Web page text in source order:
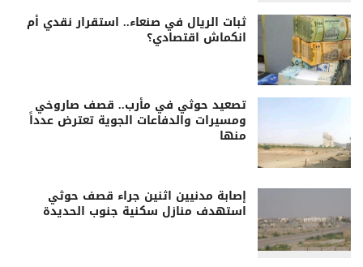
ثبات الريال في صنعاء.. استقرار نقدي أم
انكماش اقتصادي؟
تصعيد حوثي في مأرب.. قصف صاروخي
ومسيرات والدفاعات الجوية تعترض عدداً
منها
إصابة مدنيين اثنين جراء قصف حوثي
استهدف منازل سكنية جنوب الحديدة